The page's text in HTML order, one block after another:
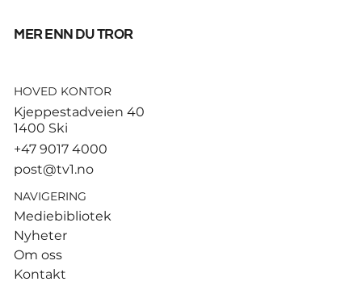
Tusenvis har dødd av varme i
dødsstatistikk
mer enn du tror
HOVED KONTOR
Kjeppestadveien 40
1400 Ski
+47 9017 4000
post@tv1.no
NAVIGERING
Mediebibliotek
Nyheter
Om oss
Kontakt